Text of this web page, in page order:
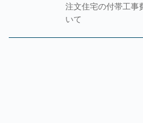
注文住宅の付帯工事
いて